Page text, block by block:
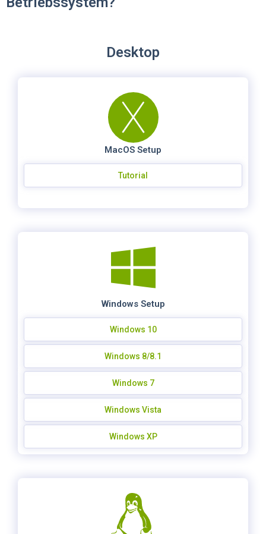
Desktop
MacOS Setup
Tutorial
Windows Setup
Windows 10
Windows 8/8.1
Windows 7
Windows Vista
Windows XP